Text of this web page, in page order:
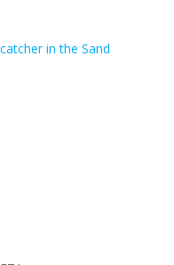
in the Sand